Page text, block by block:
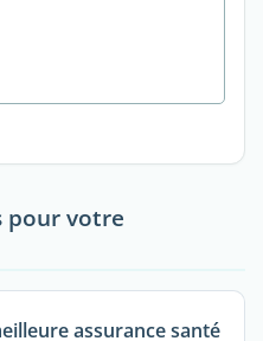
pour votre
assurance santé